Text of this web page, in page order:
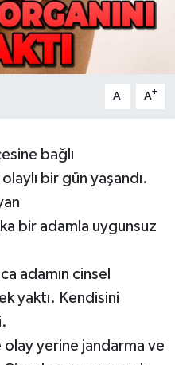
A- A+
bağlı
bir gün yaşandı.
bir adamla uygunsuz
adamın cinsel
yaktı. Kendisini
olay yerine jandarma ve